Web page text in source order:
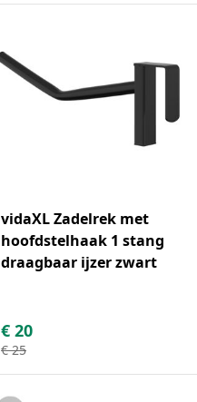
vidaXL Zadelrek met
hoofdstelhaak 1 stang
draagbaar ijzer zwart
€ 20
€ 25